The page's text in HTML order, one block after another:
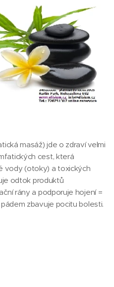
masáž) jde o zdraví velmi
cest, která
vody (otoky) a toxických
odtok produktů
rány a podporuje hojení =
zbavuje pocitu bolesti.